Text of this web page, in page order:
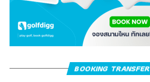
BOOKING TRANSFER